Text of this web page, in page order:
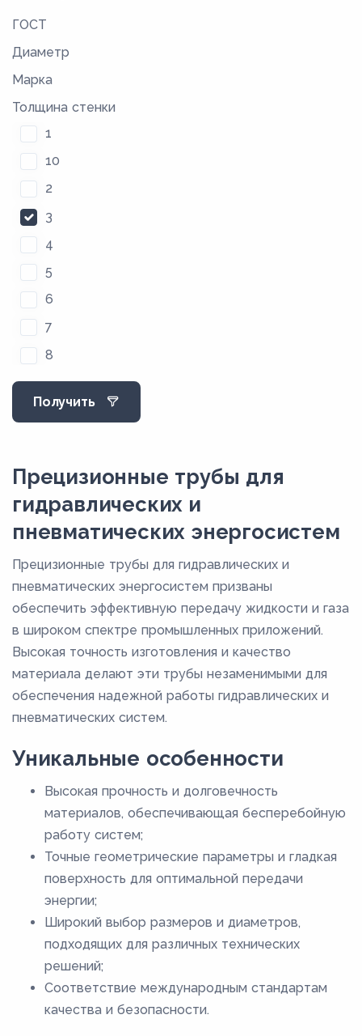
ГОСТ
Диаметр
Марка
Толщина стенки
1
10
2
3
4
5
6
7
8
9
Получить
Прецизионные трубы для
гидравлических и
пневматических энергосистем
Прецизионные трубы для гидравлических и
пневматических энергосистем призваны
обеспечить эффективную передачу жидкости и газа
в широком спектре промышленных приложений.
Высокая точность изготовления и качество
материала делают эти трубы незаменимыми для
обеспечения надежной работы гидравлических и
пневматических систем.
Уникальные особенности
Высокая прочность и долговечность
материалов, обеспечивающая бесперебойную
работу систем;
Точные геометрические параметры и гладкая
поверхность для оптимальной передачи
энергии;
Широкий выбор размеров и диаметров,
подходящих для различных технических
решений;
Соответствие международным стандартам
качества и безопасности.